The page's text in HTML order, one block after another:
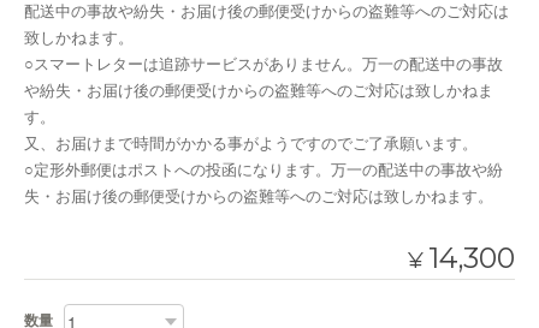
配送中の事故や紛失・お届け後の郵便受けからの盗難等へのご対応は
致しかねます。
○スマートレターは追跡サービスがありません。万一の配送中の事故
や紛失・お届け後の郵便受けからの盗難等へのご対応は致しかねま
す。
又、お届けまで時間がかかる事がようですのでご了承願います。
○定形外郵便はポストへの投函になります。万一の配送中の事故や紛
失・お届け後の郵便受けからの盗難等へのご対応は致しかねます。
¥ 14,300
数量